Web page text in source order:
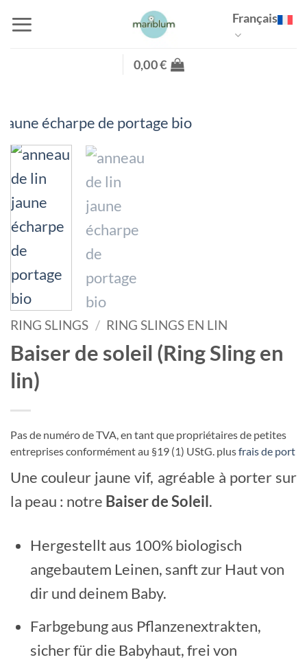
au
Français
0,00€
RING SLINGS / RING SLINGS EN LIN
Baiser de soleil (Ring Sling en
lin)
Pas de numéro de TVA, en tant que propriétaires de petites
entreprises conformément au §19 (1) UStG. plusfrais de port
Une couleur jaune vif, agréable à porter sur
la peau : notre Baiser de Soleil.
Hergestellt aus 100% biologisch
angebautem Leinen, sanft zur Haut von
dir und deinem Baby.
Farbgebung aus Pflanzenextrakten,
sicher für die Babyhaut, frei von